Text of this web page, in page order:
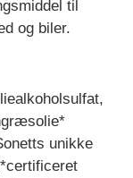
til
og biler.
unikke